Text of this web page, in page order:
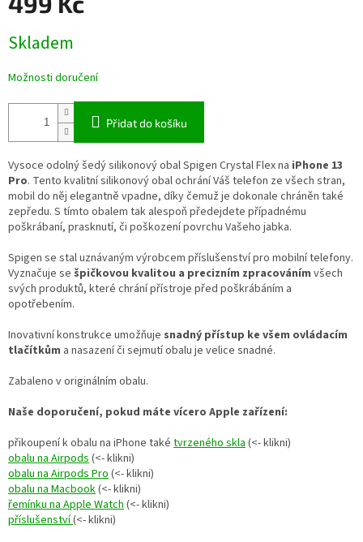
cena:
Skladem
Možnosti doručení
Přidat do košíku
Vysoce odolný šedý silikonový obal Spigen Crystal Flex na iPhone 13
Pro. Tento kvalitní silikonový obal ochrání Váš telefon ze všech stran,
mobil do něj elegantně vpadne, díky čemuž je dokonale chráněn také
zepředu. S tímto obalem tak alespoň předejdete případnému
poškrábaní, prasknutí, či poškozenípovrchu Vašeho jabka.
Spigen se stal uznávaným výrobcem příslušenství pro mobilní telefony.
Vyznačuje se špičkovou kvalitou a precizním zpracováním všech
svých produktů, které chrání přístroje před poškrábáním a
opotřebením.
Inovativní konstrukce umožňuje snadný přístup ke všem ovládacím
tlačítkům a nasazení či sejmutí obalu je velice snadné.
Zabaleno v originálním obalu.
Naše doporučení, pokud máte vícero Apple zařízení:
přikoupení k obalu na iPhone také tvrzeného skla(<- klikni)
obalu na Airpods(<- klikni)
obalu na Airpods Pro(<- klikni)
obalu na Macbook(<- klikni)
řemínku na Apple Watch(<- klikni)
příslušenství(<- klikni)